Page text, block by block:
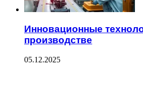
Инновационные
производстве
05.12.2025